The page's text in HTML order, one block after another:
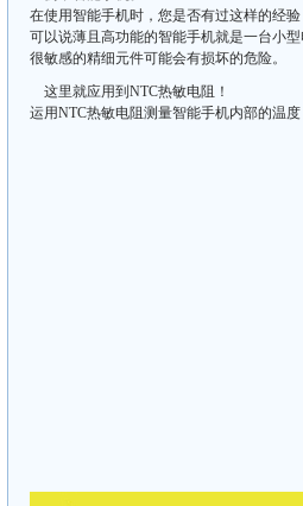
在使用智能手机时，您是否有过这样的经
可以说薄且高功能的智能手机就是一台小
很敏感的精细元件可能会有损坏的危险。
这里就应用到NTC热敏电阻！
运用NTC热敏电阻测量智能手机内部的温